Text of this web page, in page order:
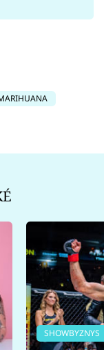
SHOWBYZNYS